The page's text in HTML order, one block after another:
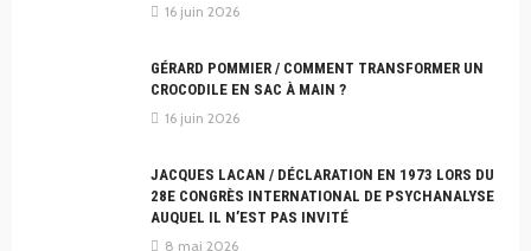
16 juin 2026
GÉRARD POMMIER / COMMENT TRANSFORMER UN
CROCODILE EN SAC À MAIN ?
16 juin 2026
JACQUES LACAN / DÉCLARATION EN 1973 LORS DU
28E CONGRÈS INTERNATIONAL DE PSYCHANALYSE
AUQUEL IL N’EST PAS INVITÉ
8 mai 2026